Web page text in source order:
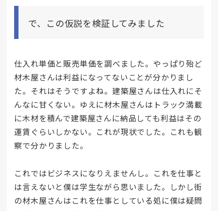
で、この仮説を検証してみました
仕入れ単価と販売単価を調べました。やっぱり殆ど
材木屋さんは利益になってないことが分かりまし
た。それはそうですよね。建築屋さんは仕入れにそ
んなに甘くない。ゆえに材木屋さんはトラック満載
に木材を積んで建築屋さんに納品しても利益はその
運賃ぐらいしかない。これが現状でした。これも観
察で分かりました。
これではビジネスになりえませんし。これを仕事と
は言えないと僕は学生ながら思いました。しかし街
の材木屋さんはこれを仕事としている処に僕は疑問